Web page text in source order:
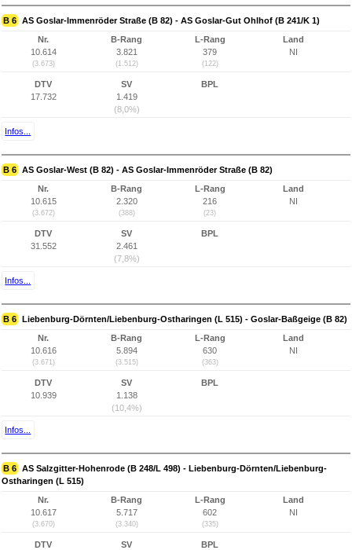
B 6 AS Goslar-Immenröder Straße (B 82) - AS Goslar-Gut Ohlhof (B 241/K 1)
Nr.
10.614
(3.673)
B-Rang
3.821
(1.512)
L-Rang
379
(122)
Land
NI
DTV
17.732
SV
1.419
(8,0%)
BPL
Infos...
B 6 AS Goslar-West (B 82) - AS Goslar-Immenröder Straße (B 82)
Nr.
10.615
(3.672)
B-Rang
2.320
(388)
L-Rang
216
(23)
Land
NI
DTV
31.552
SV
2.461
(7,8%)
BPL
Infos...
B 6 Liebenburg-Dörnten/Liebenburg-Ostharingen (L 515) - Goslar-Baßgeige (B 82)
Nr.
10.616
(3.671)
B-Rang
5.894
(3.515)
L-Rang
630
(363)
Land
NI
DTV
10.939
SV
1.138
(10,4%)
BPL
Infos...
B 6 AS Salzgitter-Hohenrode (B 248/L 498) - Liebenburg-Dörnten/Liebenburg-
Ostharingen (L 515)
Nr.
10.617
(3.670)
B-Rang
5.717
(3.340)
L-Rang
602
(335)
Land
NI
DTV
SV
BPL